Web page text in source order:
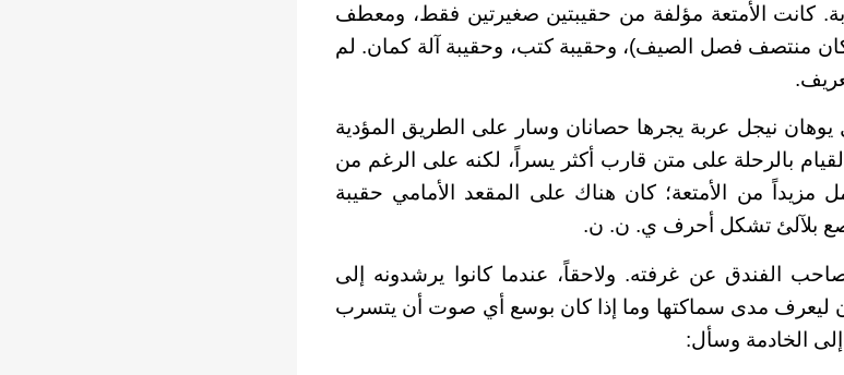
كانت الأمتعة مؤلفة من حقيبتين صغيرتين فقط، ومعطف
منتصف فصل الصيف)، وحقيبة كتب، وحقيبة آلة كمان. لم
يوهان نيجل عربة يجرها حصانان وسار على الطريق المؤدية
بالرحلة على متن قارب أكثر يسراً، لكنه على الرغم من
من الأمتعة؛ كان هناك على المقعد الأمامي حقيبة
بلآلئ تشكل أحرف ي. ن. ن.
الفندق عن غرفته. ولاحقاً، عندما كانوا يرشدونه إلى
ليعرف مدى سماكتها وما إذا كان بوسع أي صوت أن يتسرب
الخادمة وسأل: